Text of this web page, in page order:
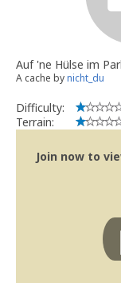
Auf 'ne Hülse im
A cache bynicht_du
Difficulty:
Terrain:
Join now to